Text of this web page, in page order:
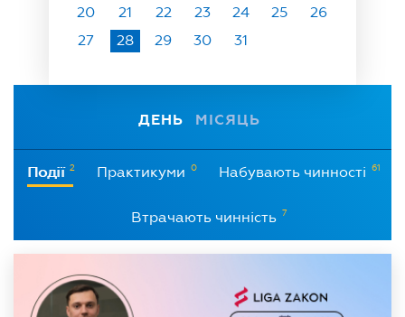
20
21 22 23 24 25
26
27
28 29 30 31
ДЕНЬ МІСЯЦЬ
Події 2 Практикуми 0 Набувають чинності 61
Втрачають чинність 7